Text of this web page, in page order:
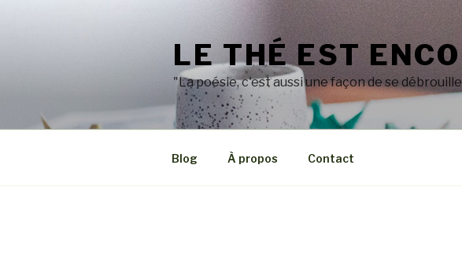
LE THÉ EST
"La poésie, c'est aussi une façon de se
Blog À propos Contact